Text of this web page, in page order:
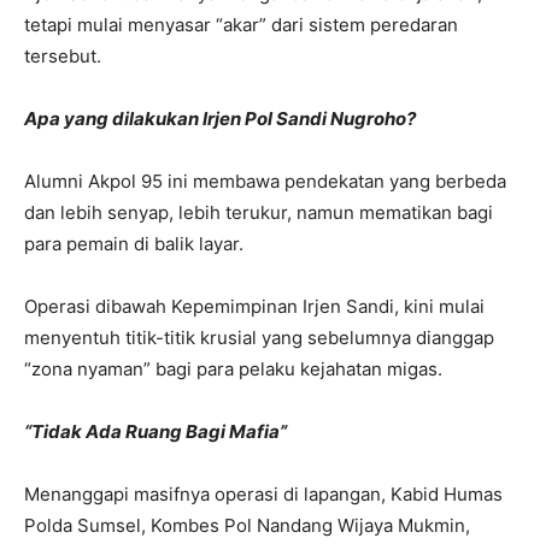
tetapi mulai menyasar “akar” dari sistem peredaran
tersebut.
Apa yang dilakukan Irjen Pol Sandi Nugroho?
Alumni Akpol 95 ini membawa pendekatan yang berbeda
dan lebih senyap, lebih terukur, namun mematikan bagi
para pemain di balik layar.
Operasi dibawah Kepemimpinan Irjen Sandi, kini mulai
menyentuh titik-titik krusial yang sebelumnya dianggap
“zona nyaman” bagi para pelaku kejahatan migas.
“Tidak Ada Ruang Bagi Mafia”
Menanggapi masifnya operasi di lapangan, Kabid Humas
Polda Sumsel, Kombes Pol Nandang Wijaya Mukmin,